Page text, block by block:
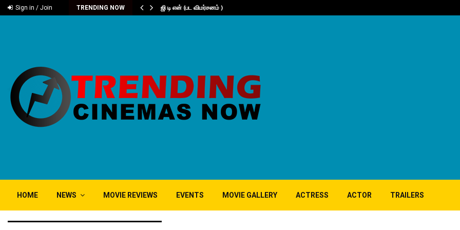
Sign in / Join TRENDING NOW
நூறு… ஜி டி என் (பட விமர்சனம் )
HOME NEWS MOVIE REVIEWS EVENTS MOVIE GALLERY ACTRESS ACTOR TRAILERS